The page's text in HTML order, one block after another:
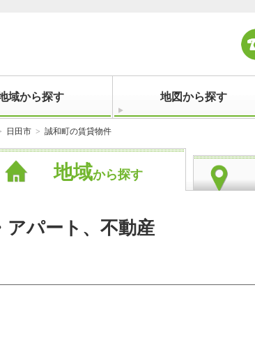
域から探す 地図から探す
日田市 誠和町の賃貸物件
地域から探す
パート、不動産